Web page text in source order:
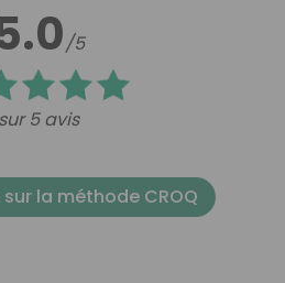
/5
sur 5 avis
la méthode CROQ